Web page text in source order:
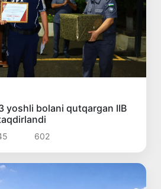
yoshli bolani qutqargan IIB
602